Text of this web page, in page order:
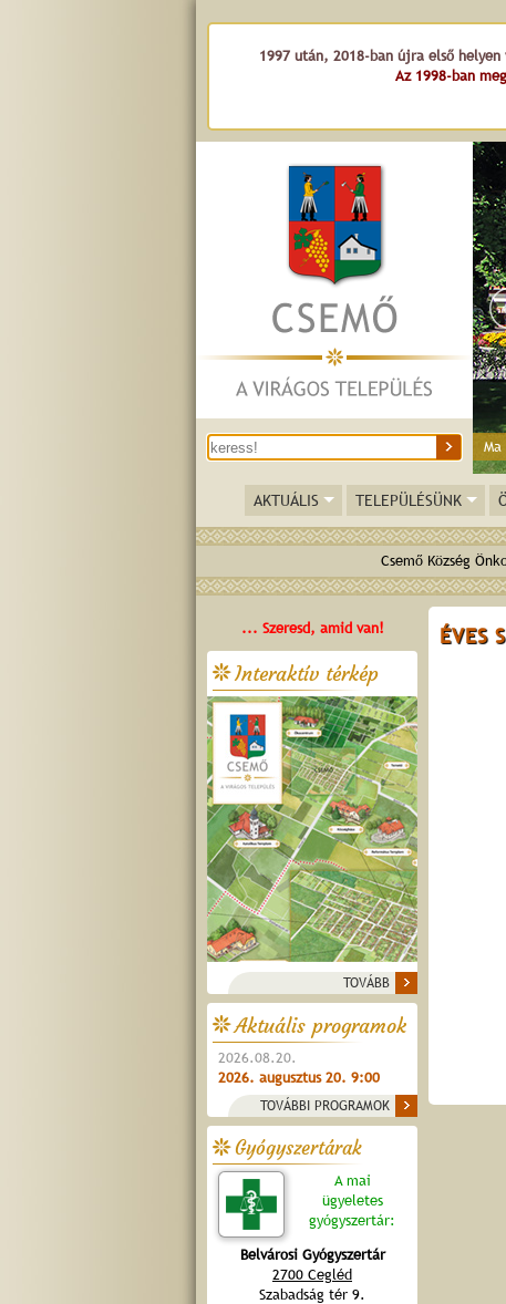
1997 után, 2018-ban újra első
Az 1998-ban
AKTUÁLIS TELEPÜLÉSÜNK
Csemő Község
... Szeresd, amid van!
Interaktív térkép
TOVÁBB
Aktuális programok
2026.08.20.
2026. augusztus 20. 9:00
TOVÁBBI PROGRAMOK
Gyógyszertárak
A mai
ügyeletes
gyógyszertár:
Belvárosi Gyógyszertár
2700 Cegléd
Szabadság tér 9.
ÉVES